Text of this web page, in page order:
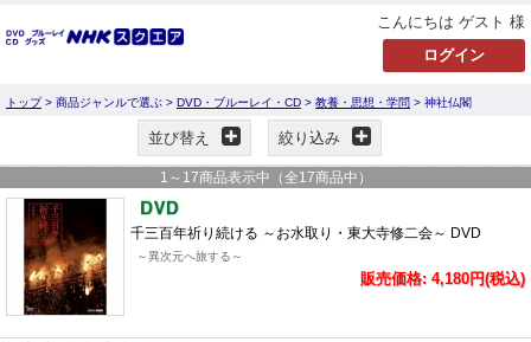
こんにちは ゲスト 様
トップ> 商品ジャンルで選ぶ > DVD・ブルーレイ・CD > 教養・思想・学問 > 神社仏閣
並び替え 絞り込み
1 ～ 17商品表示中（全17商品中）
千三百年祈り続ける ～お水取り・東大寺修二会～ DVD
～異次元へ旅する～
販売価格: 4,180円(税込)